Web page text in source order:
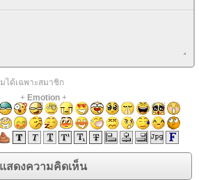
ได้เฉพาะสมาชิก
+ Emotion+